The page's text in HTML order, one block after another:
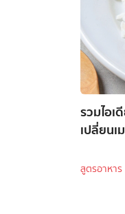
รวมไอเดียข้า
เปลี่ยน
สูตรอาหาร